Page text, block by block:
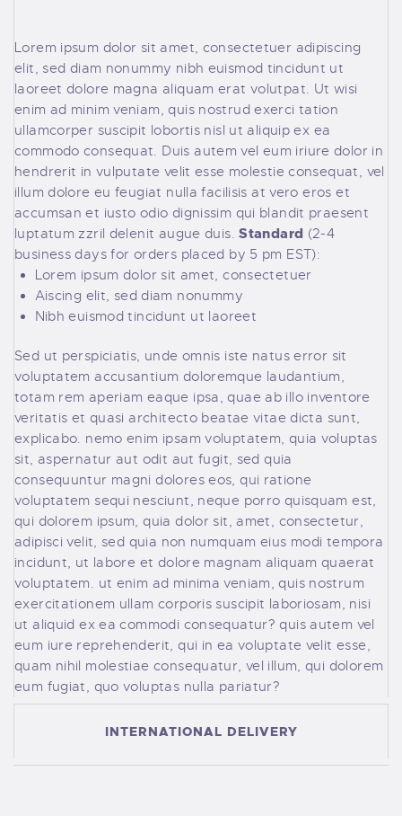
Lorem ipsum dolor sit amet, consectetuer adipiscing
elit, sed diam nonummy nibh euismod tincidunt ut
laoreet dolore magna aliquam erat volutpat. Ut wisi
enim ad minim veniam, quis nostrud exerci tation
ullamcorper suscipit lobortis nisl ut aliquip ex ea
commodo consequat. Duis autem vel eum iriure dolor in
hendrerit in vulputate velit esse molestie consequat, vel
illum dolore eu feugiat nulla facilisis at vero eros et
accumsan et iusto odio dignissim qui blandit praesent
luptatum zzril delenit augue duis.Standard (2-4
business days for orders placed by 5 pm EST):
Lorem ipsum dolor sit amet, consectetuer
Aiscing elit, sed diam nonummy
Nibh euismod tincidunt ut laoreet
Sed ut perspiciatis, unde omnis iste natus error sit
voluptatem accusantium doloremque laudantium,
totam rem aperiam eaque ipsa, quae ab illo inventore
veritatis et quasi architecto beatae vitae dicta sunt,
explicabo. nemo enim ipsam voluptatem, quia voluptas
sit, aspernatur aut odit aut fugit, sed quia
consequuntur magni dolores eos, qui ratione
voluptatem sequi nesciunt, neque porro quisquam est,
qui dolorem ipsum, quia dolor sit, amet, consectetur,
adipisci velit, sed quia non numquam eius modi tempora
incidunt, ut labore et dolore magnam aliquam quaerat
voluptatem. ut enim ad minima veniam, quis nostrum
exercitationem ullam corporis suscipit laboriosam, nisi
ut aliquid ex ea commodi consequatur? quis autem vel
eum iure reprehenderit, qui in ea voluptate velit esse,
quam nihil molestiae consequatur, vel illum, qui dolorem
eum fugiat, quo voluptas nulla pariatur?
INTERNATIONAL DELIVERY